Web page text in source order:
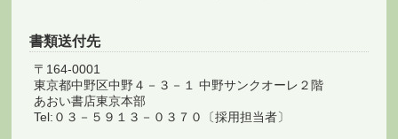
書類送付先
〒164-0001
東京都中野区中野４－３－１ 中野サンクオーレ２階
あおい書店東京本部
Tel:０３－５９１３－０３７０〔採用担当者〕